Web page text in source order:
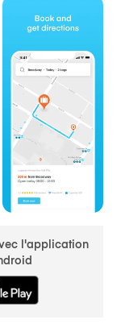
l'application